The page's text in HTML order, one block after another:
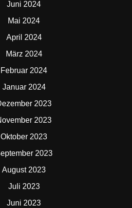
Juni 2024
Mai 2024
April 2024
März 2024
Februar 2024
Januar 2024
2023
2023
Oktober 2023
2023
August 2023
Juli 2023
Juni 2023